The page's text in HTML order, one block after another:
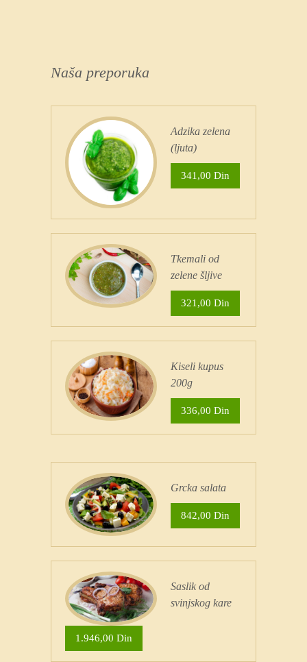
Naša preporuka
Adzika zelena
(ljuta)
341,00 Din
Tkemali od
zelene šljive
321,00 Din
Kiseli kupus
200g
336,00 Din
Grcka salata
842,00 Din
Saslik od
svinjskog kare
1.946,00 Din